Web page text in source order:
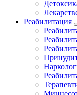
Реабилитация